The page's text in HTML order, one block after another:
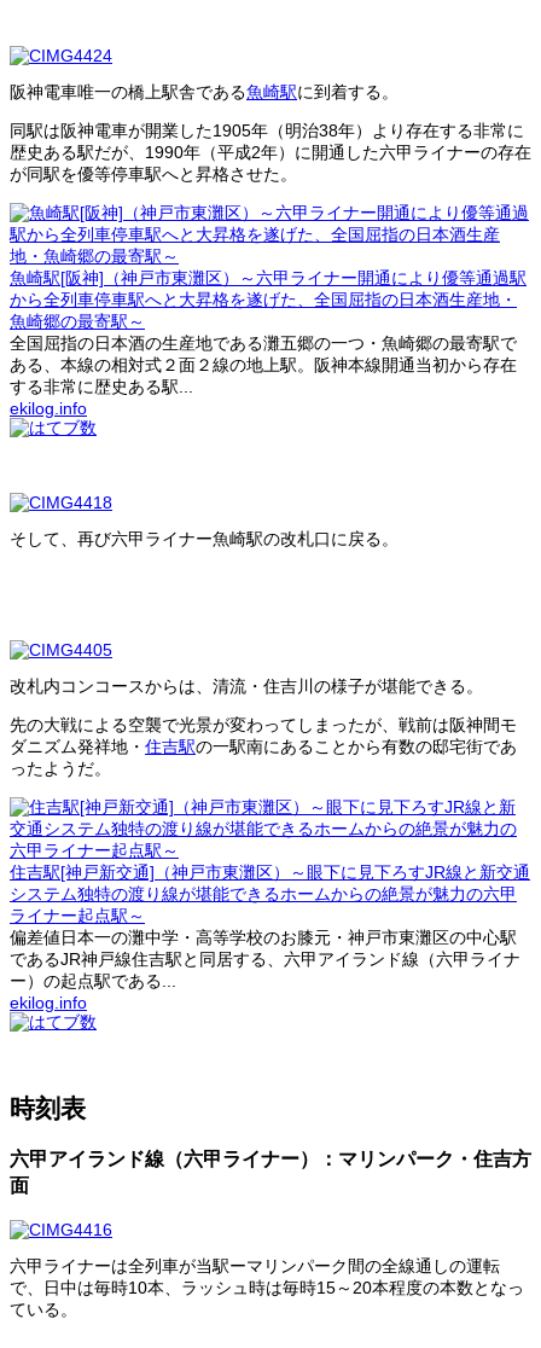
阪神電車唯一の橋上駅舎である魚崎駅に到着する。
同駅は阪神電車が開業した1905年（明治38年）より存在する非常に
歴史ある駅だが、1990年（平成2年）に開通した六甲ライナーの存在
が同駅を優等停車駅へと昇格させた。
魚崎駅[阪神]（神戸市東灘区）～六甲ライナー開通により優等通過駅
から全列車停車駅へと大昇格を遂げた、全国屈指の日本酒生産地・
魚崎郷の最寄駅～
全国屈指の日本酒の生産地である灘五郷の一つ・魚崎郷の最寄駅で
ある、本線の相対式２面２線の地上駅。阪神本線開通当初から存在
する非常に歴史ある駅...
ekilog.info
そして、再び六甲ライナー魚崎駅の改札口に戻る。
改札内コンコースからは、清流・住吉川の様子が堪能できる。
先の大戦による空襲で光景が変わってしまったが、戦前は阪神間モ
ダニズム発祥地・ 住吉駅の一駅南にあることから有数の邸宅街であ
ったようだ。
住吉駅[神戸新交通]（神戸市東灘区）～眼下に見下ろすJR線と新交通
システム独特の渡り線が堪能できるホームからの絶景が魅力の六甲
ライナー起点駅～
偏差値日本一の灘中学・高等学校のお膝元・神戸市東灘区の中心駅
であるJR神戸線住吉駅と同居する、六甲アイランド線（六甲ライナ
ー）の起点駅である...
ekilog.info
時刻表
六甲アイランド線（六甲ライナー）：マリンパーク・住吉方
面
六甲ライナーは全列車が当駅ーマリンパーク間の全線通しの運転
で、日中は毎時10本、ラッシュ時は毎時15～20本程度の本数となっ
ている。